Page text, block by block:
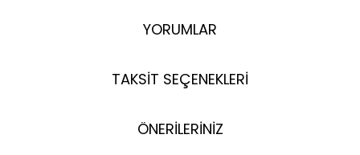
YORUMLAR
TAKSİT SEÇENEKLERİ
ÖNERİLERİNİZ